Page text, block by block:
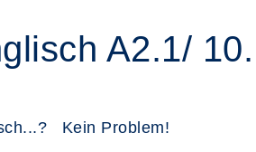
A2.1/
Kein Problem!